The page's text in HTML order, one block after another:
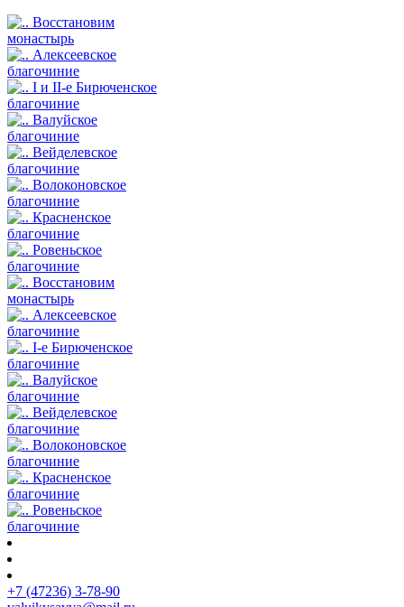
Восстановим
монастырь
Алексеевское
благочиние
I и II-е Бирюченское
благочиние
Валуйское
благочиние
Вейделевское
благочиние
Волоконовское
благочиние
Красненское
благочиние
Ровеньское
благочиние
Восстановим
монастырь
Алексеевское
благочиние
I-е Бирюченское
благочиние
Валуйское
благочиние
Вейделевское
благочиние
Волоконовское
благочиние
Красненское
благочиние
Ровеньское
благочиние
+7 (47236) 3-78-90